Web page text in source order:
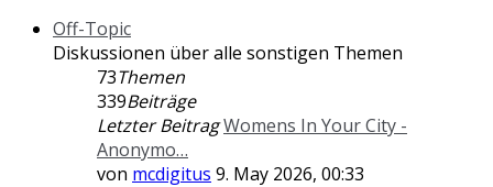
Off-Topic
Diskussionen über alle sonstigen Themen
73Themen
339Beiträge
Letzter BeitragWomens In Your City -
Anonymo…
von mcdigitus 9. May 2026, 00:33